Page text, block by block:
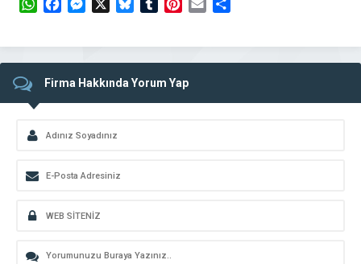
WhatsAppFacebookMessengerBlueskyTumblrPinterest
Email
Firma Hakkında Yorum Yap